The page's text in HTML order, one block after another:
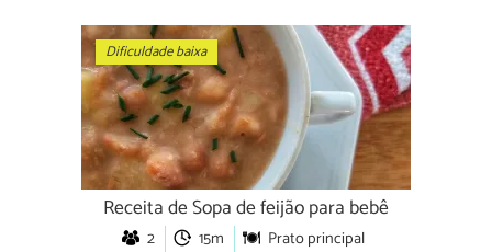
Dificuldade baixa
Receita de Sopa de feijão para bebê
2 15m Prato principal